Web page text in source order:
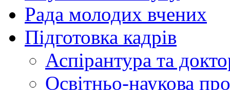
Рада молодих вчених
Підготовка кадрів
Аспірантура та
Освітньо-наукова